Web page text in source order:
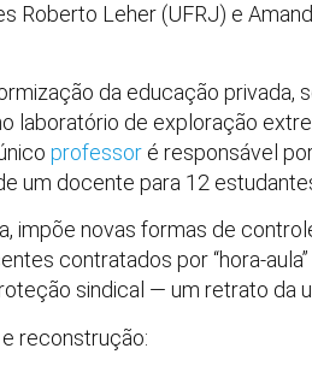
Roberto Leher (UFRJ) e
da educação privada,
laboratório de exploração
professor é responsável
um docente para 12
impõe novas formas de
contratados por “hora-
sindical — um retrato da
reconstrução: